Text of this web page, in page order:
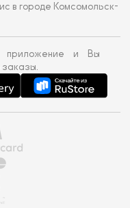
в городе Комсомольск-
приложение и Вы